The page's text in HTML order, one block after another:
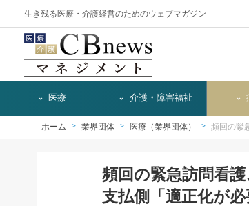
生き残る医療・介護経営のためのウェブマガジン
医療 介護・障害福祉
ホーム 業界団体 医療（業界団体） 頻回の緊
頻回の緊急訪問看
支払側「適正化が